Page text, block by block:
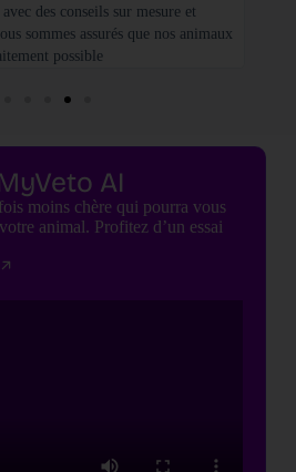
des conseils sur mesure et
sommes assurés que nos animaux
possible
AI
moins chère qui pourra vous
animal. Profitez d’un essai